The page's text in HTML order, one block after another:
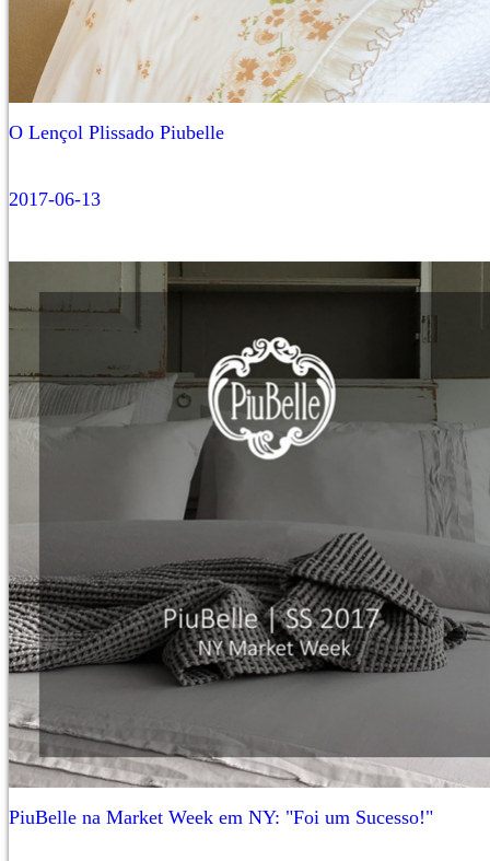
O Lençol Plissado Piubelle
2017-06-13
PiuBelle na Market Week em NY: "Foi um Sucesso!"